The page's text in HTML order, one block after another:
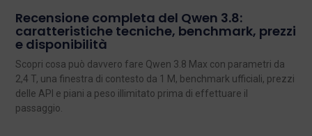
Recensione completa del Qwen 3.8:
caratteristiche tecniche, benchmark, prezzi
e disponibilità
Scopri cosa può davvero fare Qwen 3.8 Max con parametri da
2,4 T, una finestra di contesto da 1 M, benchmark ufficiali, prezzi
delle API e piani a peso illimitato prima di effettuare il
passaggio.